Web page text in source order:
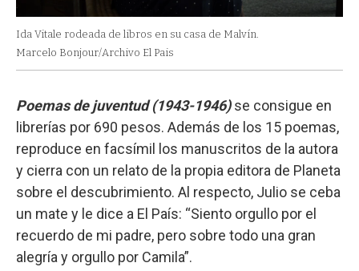
Ida Vitale rodeada de libros en su casa de Malvín.
Marcelo Bonjour/Archivo El Pais
Poemas de juventud (1943-1946)se consigue en
librerías por 690 pesos. Además de los 15 poemas,
reproduce en facsímil los manuscritos de la autora
y cierra con un relato de la propia editora de Planeta
sobre el descubrimiento. Al respecto, Julio se ceba
un mate y le dice a El País: “Siento orgullo por el
recuerdo de mi padre, pero sobre todo una gran
alegría y orgullo por Camila”.